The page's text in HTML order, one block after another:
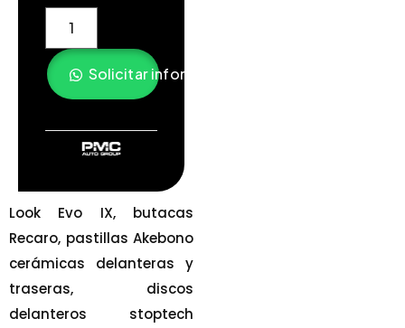
Solicitar información
Look Evo IX, butacas
Recaro, pastillas Akebono
cerámicas delanteras y
traseras, discos
delanteros stoptech